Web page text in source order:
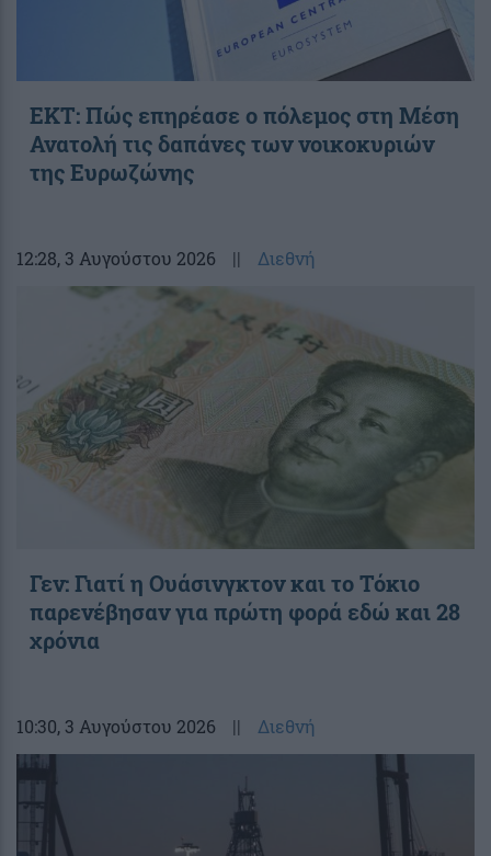
ΕΚΤ: Πώς επηρέασε ο πόλεμος στη Μέση
Ανατολή τις δαπάνες των νοικοκυριών
της Ευρωζώνης
12:28, 3 Αυγούστου 2026 || Διεθνή
Γεν: Γιατί η Ουάσινγκτον και το Τόκιο
παρενέβησαν για πρώτη φορά εδώ και 28
χρόνια
10:30, 3 Αυγούστου 2026 || Διεθνή